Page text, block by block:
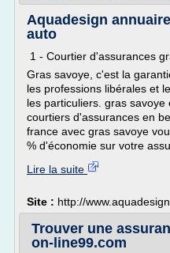
Aquadesign
auto
1 - Courtier d'assurances
Gras savoye, c'est la
les professions libérales et
les particuliers. gras
courtiers d'assurances en
france avec gras savoye
% d'économie sur votre
Lire la suite
Site : http://
Trouver une
on-line99.com